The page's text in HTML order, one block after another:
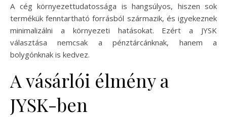
A cég környezettudatossága is hangsúlyos, hiszen sok
termékük fenntartható forrásból származik, és igyekeznek
minimalizálni a környezeti hatásokat. Ezért a JYSK
választása nemcsak a pénztárcánknak, hanem a
bolygónknak is kedvez.
A vásárlói élmény a
JYSK-ben